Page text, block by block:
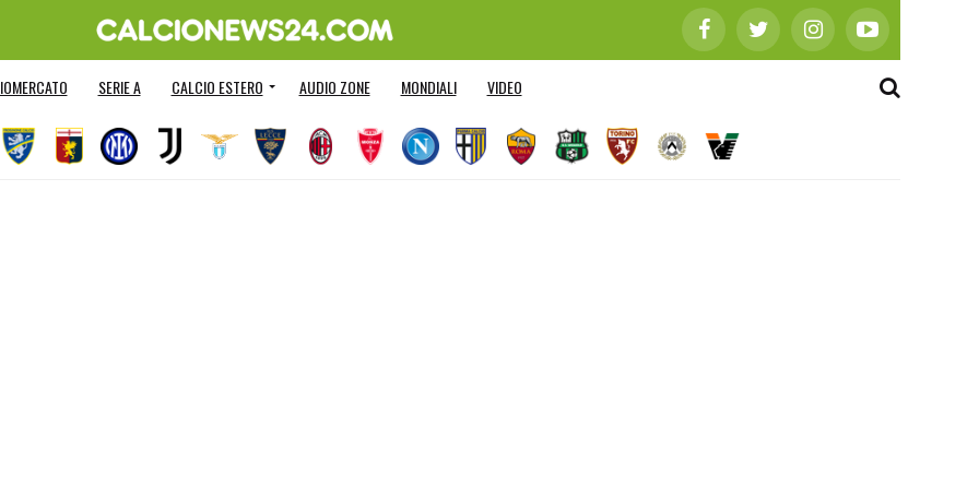
SERIE A CALCIO ESTERO AUDIO ZONE MONDIALI VIDEO